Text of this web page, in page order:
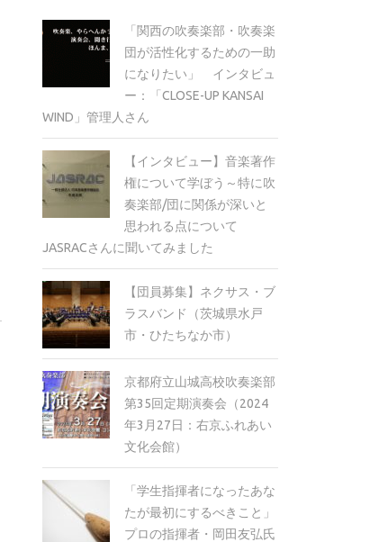
「関西の吹奏楽部・吹奏楽
団が活性化するための一助
になりたい」 インタビュ
ー：「CLOSE-UP KANSAI
WIND」管理人さん
【インタビュー】音楽著作
権について学ぼう～特に吹
奏楽部/団に関係が深いと
思われる点について
JASRACさんに聞いてみました
【団員募集】ネクサス・ブ
ラスバンド（茨城県水戸
市・ひたちなか市）
京都府立山城高校吹奏楽部
第35回定期演奏会（2024
年3月27日：右京ふれあい
文化会館）
「学生指揮者になったあな
たが最初にするべきこと」
プロの指揮者・岡田友弘氏